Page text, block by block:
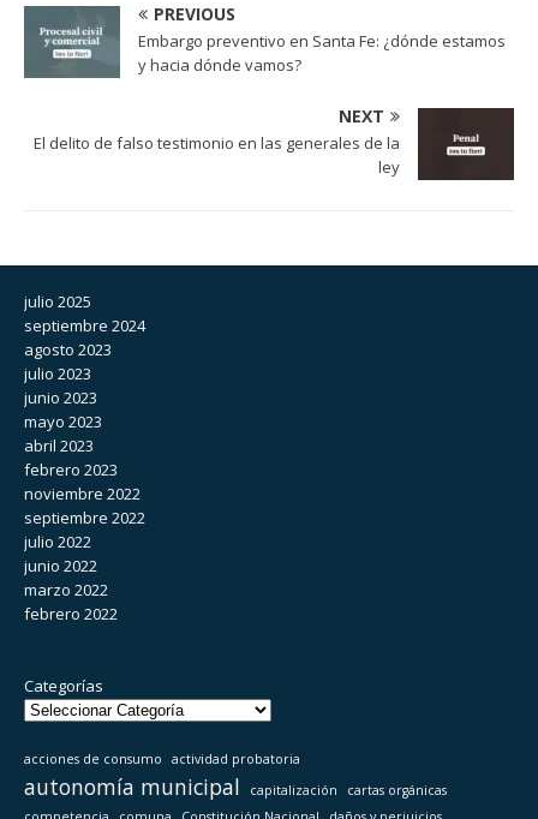
PREVIOUS
Embargo preventivo en Santa Fe: ¿dónde estamos
y hacia dónde vamos?
NEXT
El delito de falso testimonio en las generales de la
ley
julio 2025
septiembre 2024
agosto 2023
julio 2023
junio 2023
mayo 2023
abril 2023
febrero 2023
noviembre 2022
septiembre 2022
julio 2022
junio 2022
marzo 2022
febrero 2022
Categorías
acciones de consumo actividad probatoria
autonomía municipal capitalización
cartas orgánicas